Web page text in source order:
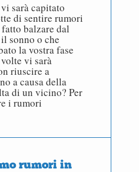
sarà capitato
di sentire rumori
balzare dal
sonno o che
la vostra fase
vi sarà
riuscire a
a causa della
di un vicino? Per
i rumori
rumori in